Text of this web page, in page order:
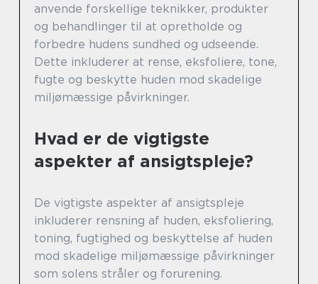
anvende forskellige teknikker, produkter
og behandlinger til at opretholde og
forbedre hudens sundhed og udseende.
Dette inkluderer at rense, eksfoliere, tone,
fugte og beskytte huden mod skadelige
miljømæssige påvirkninger.
Hvad er de vigtigste
aspekter af ansigtspleje?
De vigtigste aspekter af ansigtspleje
inkluderer rensning af huden, eksfoliering,
toning, fugtighed og beskyttelse af huden
mod skadelige miljømæssige påvirkninger
som solens stråler og forurening.